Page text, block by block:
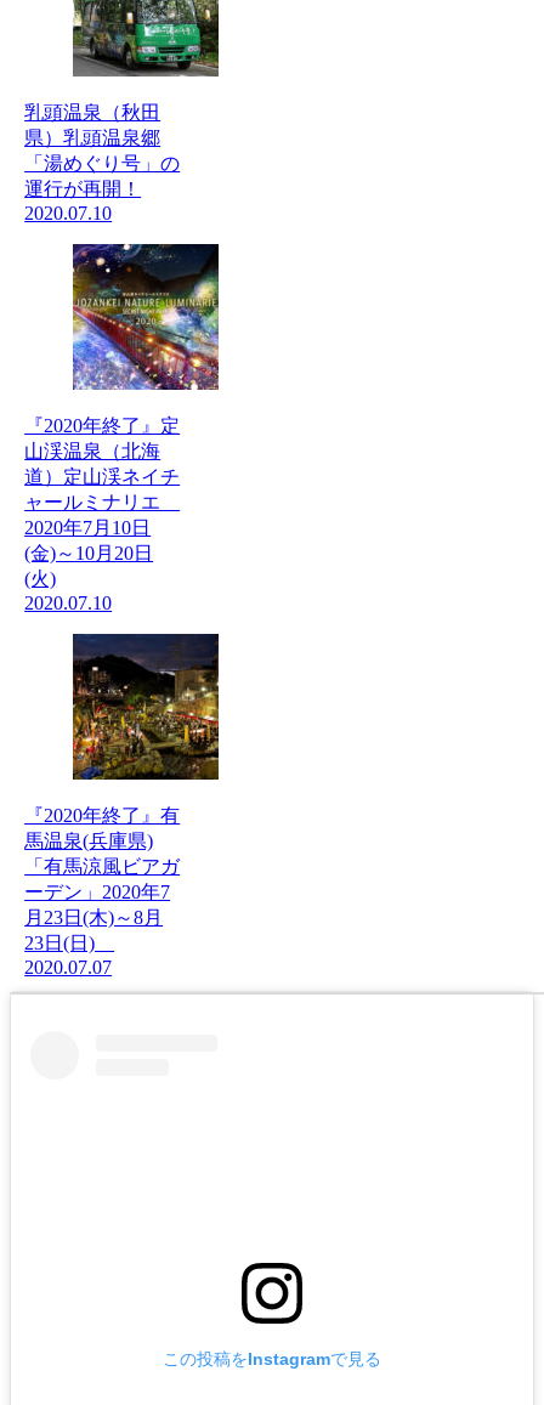
乳頭温泉（秋田
県）乳頭温泉郷
「湯めぐり号」の
運行が再開！
2020.07.10
『2020年終了』定
山渓温泉（北海
道）定山渓ネイチ
ャールミナリエ
2020年7月10日
(金)～10月20日
(火)
2020.07.10
『2020年終了』有
馬温泉(兵庫県)
「有馬涼風ビアガ
ーデン」2020年7
月23日(木)～8月
23日(日)
2020.07.07
この投稿をInstagramで見る